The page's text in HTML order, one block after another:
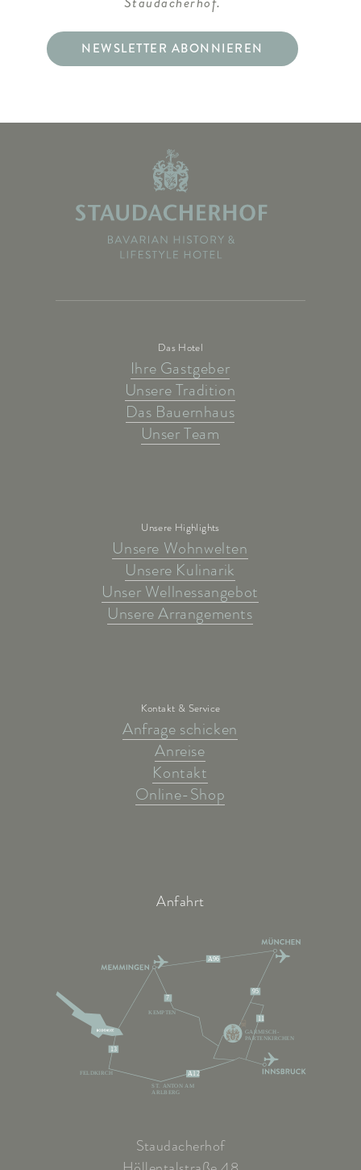
NEWSLETTER ABONNIEREN
Das Hotel
Ihre Gastgeber
Unsere Tradition
Das Bauernhaus
Unser Team
Unsere Highlights
Unsere Wohnwelten
Unsere Kulinarik
Unser Wellnessangebot
Unsere Arrangements
Kontakt & Service
Anfrage schicken
Anreise
Kontakt
Online-Shop
Anfahrt
A96
95
11
7
A12
13
KEMPTEN
ST. ANTON AM
ARLBERG
FELDKIRCH
GARMISCH-
PARTENKIRCHEN
Staudacherhof